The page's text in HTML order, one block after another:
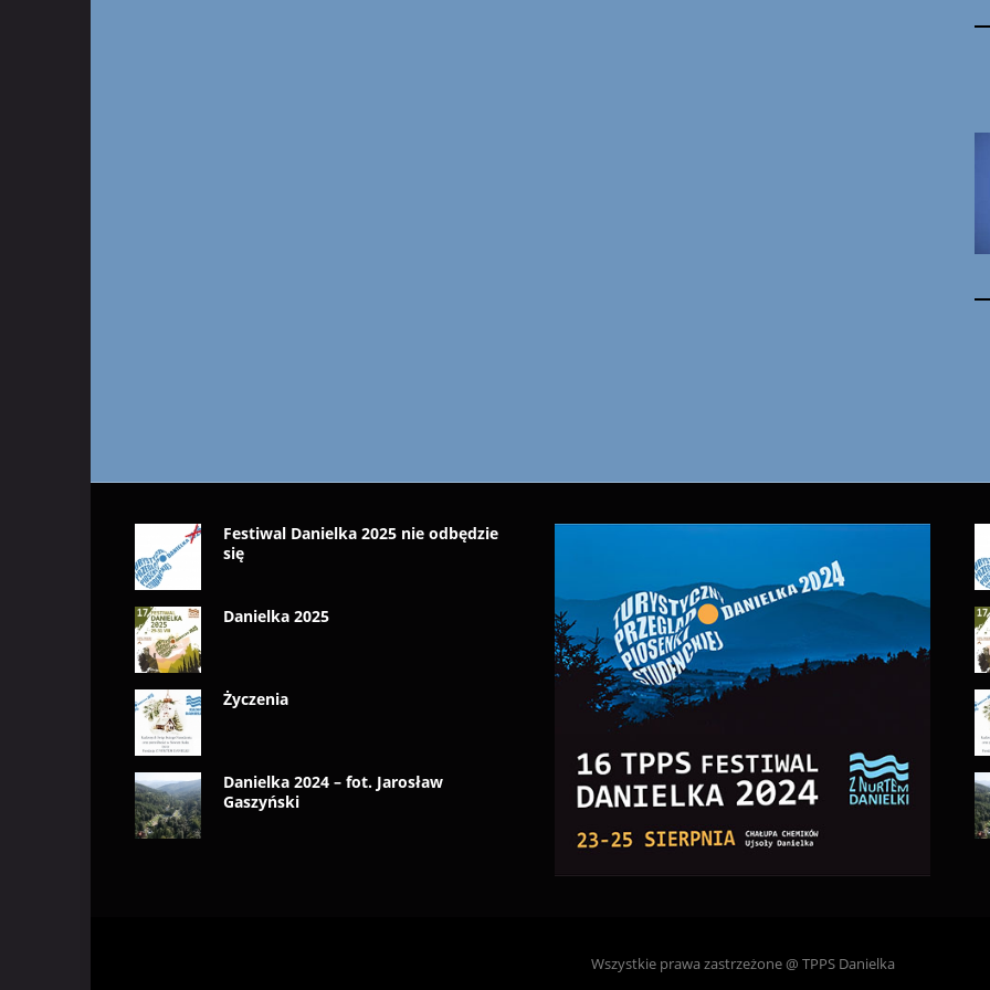
Festiwal Danielka 2025 nie odbędzie
się
Danielka 2025
Życzenia
Danielka 2024 – fot. Jarosław
Gaszyński
Wszystkie prawa zastrzeżone @ TPPS Danielka